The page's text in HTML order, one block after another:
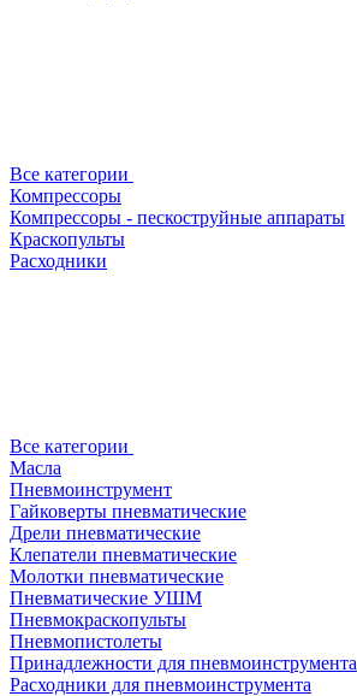
Все категории
Компрессоры
Компрессоры - пескоструйные аппараты
Краскопульты
Расходники
Все категории
Масла
Пневмоинструмент
Гайковерты пневматические
Дрели пневматические
Клепатели пневматические
Молотки пневматические
Пневматические УШМ
Пневмокраскопульты
Пневмопистолеты
Принадлежности для пневмоинструмента
Расходники для пневмоинструмента